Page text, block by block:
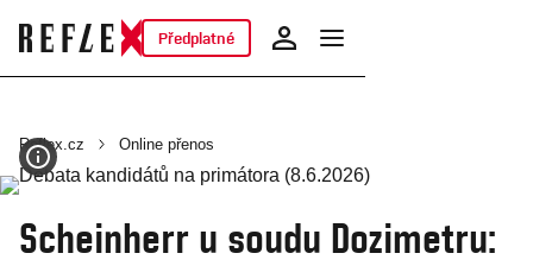
Předplatné
Reflex.cz Online přenos
Scheinherr u soudu Dozimetru: